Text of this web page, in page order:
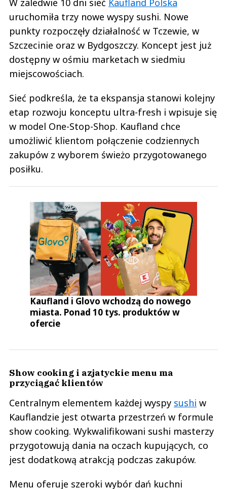
uruchomiła trzy nowe wyspy sushi. Nowe
punkty rozpoczęły działalność w Tczewie, w
Szczecinie oraz w Bydgoszczy. Koncept jest już
dostępny w ośmiu marketach w siedmiu
miejscowościach.
Sieć podkreśla, że ta ekspansja stanowi kolejny
etap rozwoju konceptu ultra-fresh i wpisuje się
w model One-Stop-Shop. Kaufland chce
umożliwić klientom połączenie codziennych
zakupów z wyborem świeżo przygotowanego
posiłku.
Kaufland i Glovo wchodzą do nowego
miasta. Ponad 10 tys. produktów w
ofercie
Show cooking i azjatyckie menu ma
przyciągać klientów
Centralnym elementem każdej wyspy sushi w
Kauflandzie jest otwarta przestrzeń w formule
show cooking. Wykwalifikowani sushi masterzy
przygotowują dania na oczach kupujących, co
jest dodatkową atrakcją podczas zakupów.
Menu oferuje szeroki wybór dań kuchni